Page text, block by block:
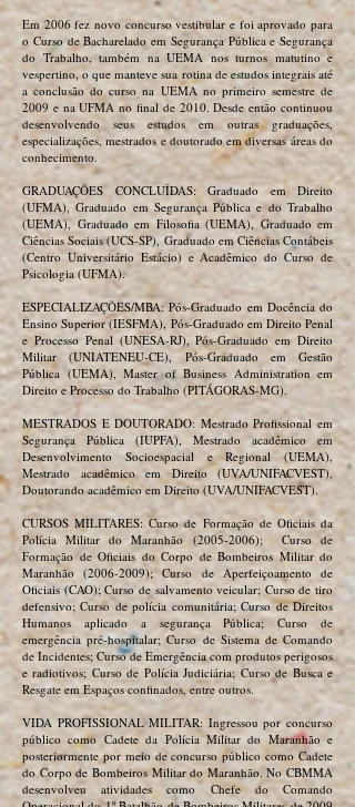
Em 2006 fez novo concurso vestibular e foi aprovado para
o Curso de Bacharelado em Segurança Pública e Segurança
do Trabalho, também na UEMA nos turnos matutino e
vespertino, o que manteve sua rotina de estudos integrais até
a conclusão do curso na UEMA no primeiro semestre de
2009 e na UFMA no final de 2010. Desde então continuou
desenvolvendo seus estudos em outras graduações,
especializações, mestrados e doutorado em diversas áreas do
conhecimento.
GRADUAÇÕES CONCLUÍDAS: Graduado em Direito
(UFMA), Graduado em Segurança Pública e do Trabalho
(UEMA), Graduado em Filosofia (UEMA), Graduado em
Ciências Sociais (UCS-SP), Graduado em Ciências Contábeis
(Centro Universitário Estácio) e Acadêmico do Curso de
Psicologia (UFMA).
ESPECIALIZAÇÕES/MBA: Pós-Graduado em Docência do
Ensino Superior (IESFMA), Pós-Graduado em Direito Penal
e Processo Penal (UNESA-RJ), Pós-Graduado em Direito
Militar (UNIATENEU-CE), Pós-Graduado em Gestão
Pública (UEMA), Master of Business Administration em
Direito e Processo do Trabalho (PITÁGORAS-MG).
MESTRADOS E DOUTORADO: Mestrado Profissional em
Segurança Pública (IUPFA), Mestrado acadêmico em
Desenvolvimento Socioespacial e Regional (UEMA),
Mestrado acadêmico em Direito (UVA/UNIFACVEST),
Doutorando acadêmico em Direito (UVA/UNIFACVEST).
CURSOS MILITARES: Curso de Formação de Oficiais da
Polícia Militar do Maranhão (2005-2006); Curso de
Formação de Oficiais do Corpo de Bombeiros Militar do
Maranhão(2006-2009); Curso de Aperfeiçoamento de
Oficiais (CAO); Curso de salvamento veicular; Curso de tiro
defensivo; Curso de polícia comunitária; Curso de Direitos
Humanos aplicado a segurança Pública; Curso de
emergência pré-hospitalar; Curso de Sistema de Comando
de Incidentes; Curso de Emergência com produtos perigosos
e radiotivos; Curso de Polícia Judiciária; Curso de Busca e
Resgate em Espaços confinados, entre outros.
VIDA PROFISSIONAL MILITAR: Ingressou por concurso
público como Cadete da Polícia Militar do Maranhão e
posteriormente por meio de concurso público como Cadete
do Corpo de Bombeiros Militar do Maranhão. No CBMMA
desenvolveu atividades como Chefe do Comando